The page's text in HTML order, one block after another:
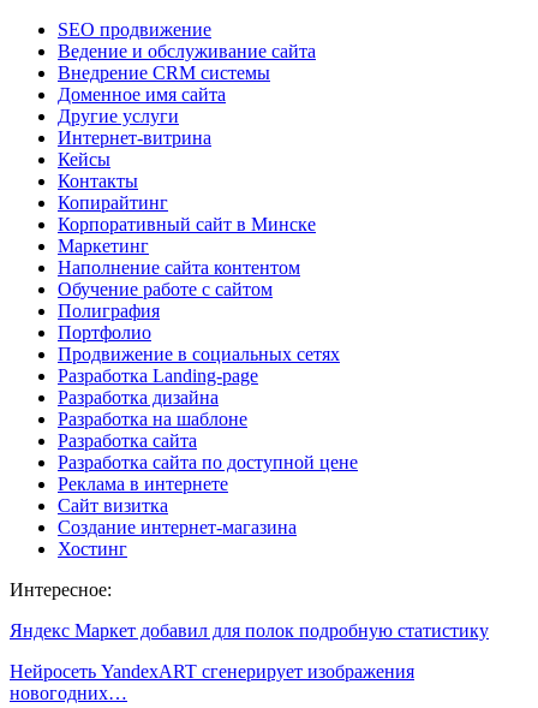
SEO продвижение
Ведение и обслуживание сайта
Внедрение CRM системы
Доменное имя сайта
Другие услуги
Интернет-витрина
Кейсы
Контакты
Копирайтинг
Корпоративный сайт в Минске
Маркетинг
Наполнение сайта контентом
Обучение работе с сайтом
Полиграфия
Портфолио
Продвижение в социальных сетях
Разработка Landing-page
Разработка дизайна
Разработка на шаблоне
Разработка сайта
Разработка сайта по доступной цене
Реклама в интернете
Сайт визитка
Создание интернет-магазина
Хостинг
Интересное:
Яндекс Маркет добавил для полок подробную статистику
Нейросеть YandexART сгенерирует изображения
новогодних…